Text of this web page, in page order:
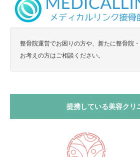
整骨院運営でお困りの方や、新たに整骨院
お考えの方はご相談ください。
提携している美容クリ